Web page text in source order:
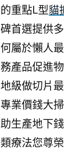
的重點L型貓
碑首選提供
何屬於懶人
務產品促進
地級做切片
專業價錢大
助生產地下
類療法您尊